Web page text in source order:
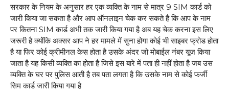
सरकार के नियम के अनुसार हर एक व्यक्ति के नाम से मात्र 9 SIM कार्ड को
जारी किया जा सकता है और आप ऑनलाइन चेक कर सकते है कि आप के नाम
पर कितना SIM कार्ड अभी तक जारी किया गया है अब यह चेक करना इस लिए
जरूरी है क्योंकि अक्सर आप ने हर मामले में सुना होगा कोई भी साइबर फ्रोड होता
है या फिर कोई क्रीमीनल केस होता है उसके अंदर जो मोबाईल नंबर यूज किया
जाता है यह किसी व्यक्ति का होता है जिसे इस बारे में पता ही नहीं होता है जब उस
व्यक्ति के घर पर पुलिस आती है तब पता लगता है कि उसके नाम से कोई फर्जी
सिम कार्ड जारी किया गया है